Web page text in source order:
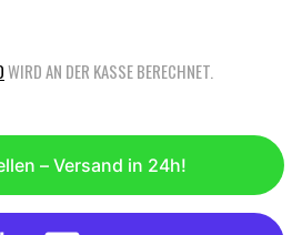
WIRD AN DER KASSE BERECHNET.
– Versand in 24h!